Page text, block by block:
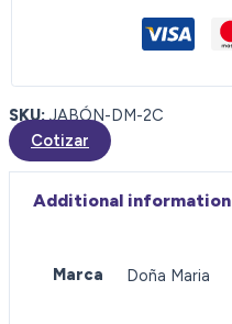
SKU: JABÓN-DM-2C
Cotizar
Additional information
Marca Doña Maria